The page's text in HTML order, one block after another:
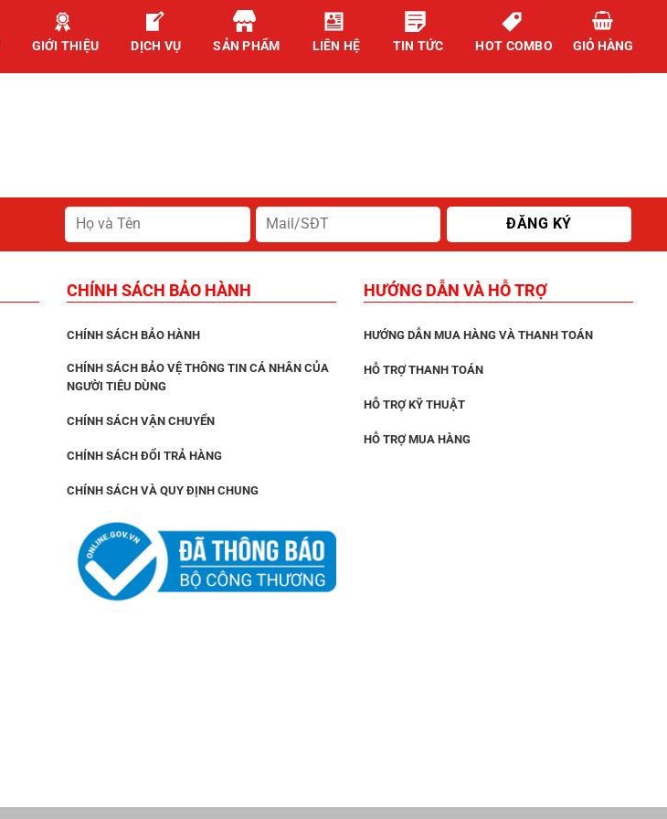
GIỚI THIỆU DỊCH VỤ SẢN PHẨM LIÊN HỆ TIN TỨC HOT COMBO GIỎ HÀNG
CHÍNH SÁCH BẢO HÀNH
CHÍNH SÁCH BẢO HÀNH
CHÍNH SÁCH BẢO VỆ THÔNG TIN CÁ NHÂN CỦA
NGƯỜI TIÊU DÙNG
CHÍNH SÁCH VẬN CHUYỂN
CHÍNH SÁCH ĐỔI TRẢ HÀNG
CHÍNH SÁCH VÀ QUY ĐỊNH CHUNG
HƯỚNG DẪN VÀ HỖ TRỢ
HƯỚNG DẪN MUA HÀNG VÀ THANH TOÁN
HỖ TRỢ THANH TOÁN
HỖ TRỢ KỸ THUẬT
HỖ TRỢ MUA HÀNG